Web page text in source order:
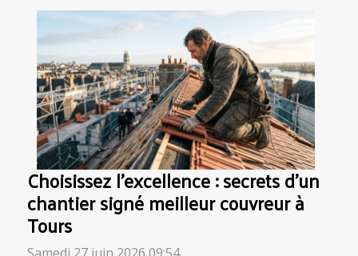
Choisissez l’excellence : secrets d’un
chantier signé meilleur couvreur à
Tours